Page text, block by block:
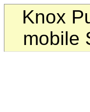
Knox
mobile